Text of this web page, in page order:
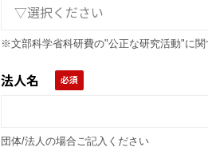
※文部科学省科研費の"公正な研究活動"に関
法人名
団体/法人の場合ご記入ください